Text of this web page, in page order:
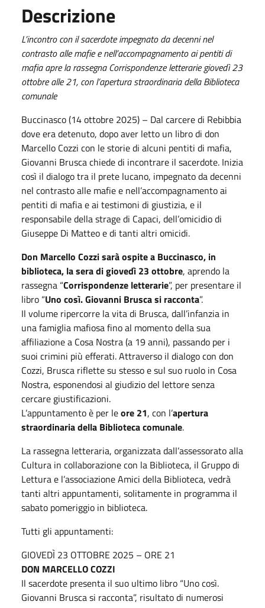
Descrizione
L’incontro con il sacerdote impegnato da decenni nel
contrasto alle mafie e nell’accompagnamento ai pentiti di
mafia apre la rassegna Corrispondenze letterarie giovedì 23
ottobre alle 21, con l’apertura straordinaria della Biblioteca
comunale
Buccinasco (14 ottobre 2025) – Dal carcere di Rebibbia
dove era detenuto, dopo aver letto un libro di don
Marcello Cozzi con le storie di alcuni pentiti di mafia,
Giovanni Brusca chiede di incontrare il sacerdote. Inizia
così il dialogo tra il prete lucano, impegnato da decenni
nel contrasto alle mafie e nell’accompagnamento ai
pentiti di mafia e ai testimoni di giustizia, e il
responsabile della strage di Capaci, dell’omicidio di
Giuseppe Di Matteo e di tanti altri omicidi.
Don Marcello Cozzi sarà ospite a Buccinasco, in
biblioteca, la sera di giovedì 23 ottobre, aprendo la
rassegna “Corrispondenze letterarie”, per presentare il
libro “Uno così. Giovanni Brusca si racconta”.
Il volume ripercorre la vita di Brusca, dall’infanzia in
una famiglia mafiosa fino al momento della sua
affiliazione a Cosa Nostra (a 19 anni), passando per i
suoi crimini più efferati. Attraverso il dialogo con don
Cozzi, Brusca riflette su stesso e sul suo ruolo in Cosa
Nostra, esponendosi al giudizio del lettore senza
cercare giustificazioni.
L’appuntamento è per leore 21, con l’apertura
straordinaria della Biblioteca comunale.
La rassegna letteraria, organizzata dall’assessorato alla
Cultura in collaborazione con la Biblioteca, il Gruppo di
Lettura e l’associazione Amici della Biblioteca, vedrà
tanti altri appuntamenti, solitamente in programma il
sabato pomeriggio in biblioteca.
Tutti gli appuntamenti:
GIOVEDÌ 23 OTTOBRE 2025 – ORE 21
DON MARCELLO COZZI
Il sacerdote presenta il suo ultimo libro “Uno così.
Giovanni Brusca si racconta”, risultato di numerosi